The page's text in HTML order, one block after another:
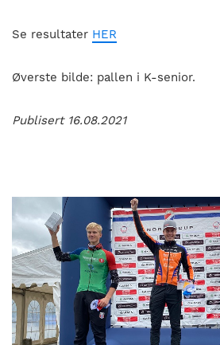
Se resultater HER
Øverste bilde: pallen i K-senior.
Publisert 16.08.2021